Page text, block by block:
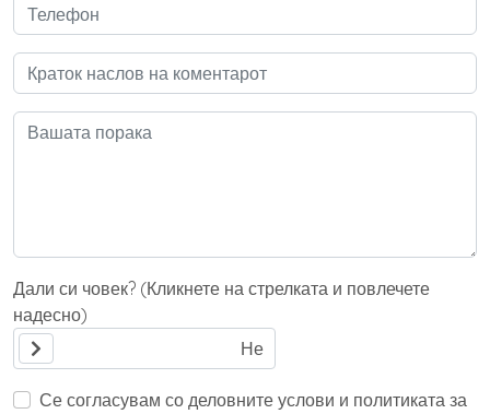
Дали си човек? (Кликнете на стрелката и повлечете
надесно)
Се согласувам со деловните услови и политиката за